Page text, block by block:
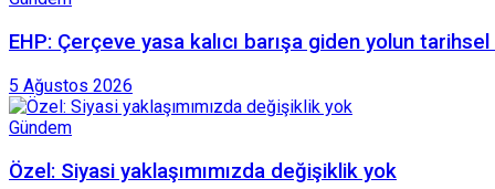
EHP: Çerçeve yasa kalıcı barışa giden yolun tarihsel
5 Ağustos 2026
Gündem
Özel: Siyasi yaklaşımımızda değişiklik yok